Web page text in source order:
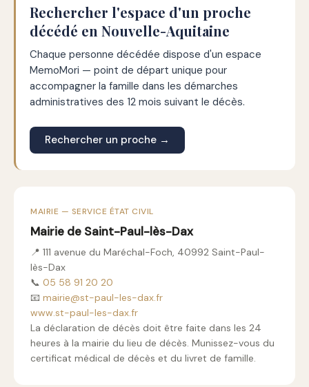
Rechercher l'espace d'un proche
décédé en Nouvelle-Aquitaine
Chaque personne décédée dispose d'un espace
MemoMori — point de départ unique pour
accompagner la famille dans les démarches
administratives des 12 mois suivant le décès.
Rechercher un proche →
MAIRIE — SERVICE ÉTAT CIVIL
Mairie de Saint-Paul-lès-Dax
📍 111 avenue du Maréchal-Foch, 40992 Saint-Paul-
lès-Dax
📞 05 58 91 20 20
📧 mairie@st-paul-les-dax.fr
www.st-paul-les-dax.fr
La déclaration de décès doit être faite dans les 24
heures à la mairie du lieu de décès. Munissez-vous du
certificat médical de décès et du livret de famille.